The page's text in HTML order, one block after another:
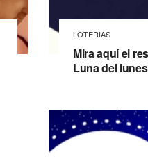
LOTERIAS
Mira aquí el
Luna del